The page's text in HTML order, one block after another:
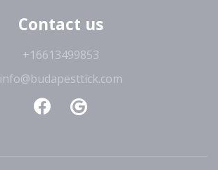
Contact us
+16613499853
info@budapesttick.com